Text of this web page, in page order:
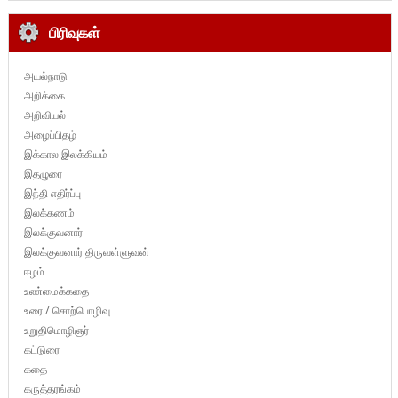
பிரிவுகள்
அயல்நாடு
அறிக்கை
அறிவியல்
அழைப்பிதழ்
இக்கால இலக்கியம்
இதழுரை
இந்தி எதிர்ப்பு
இலக்கணம்
இலக்குவனார்
இலக்குவனார் திருவள்ளுவன்
ஈழம்
உண்மைக்கதை
உரை / சொற்பொழிவு
உறுதிமொழிஞர்
கட்டுரை
கதை
கருத்தரங்கம்